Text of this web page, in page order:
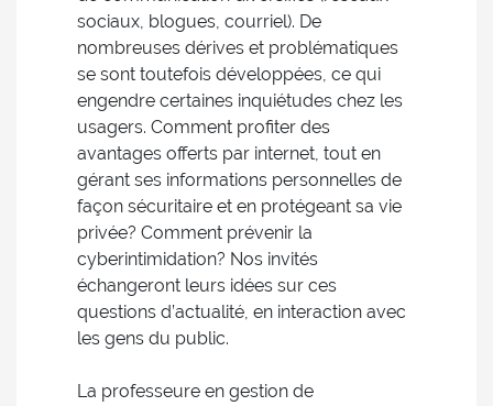
sociaux, blogues, courriel). De
nombreuses dérives et problématiques
se sont toutefois développées, ce qui
engendre certaines inquiétudes chez les
usagers. Comment profiter des
avantages offerts par internet, tout en
gérant ses informations personnelles de
façon sécuritaire et en protégeant sa vie
privée? Comment prévenir la
cyberintimidation? Nos invités
échangeront leurs idées sur ces
questions d’actualité, en interaction avec
les gens du public.
La professeure en gestion de